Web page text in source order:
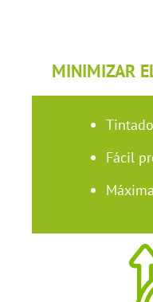
MINIMIZAR
Fácil